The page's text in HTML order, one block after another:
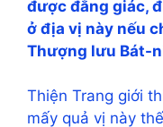
được đẳng giác,
ở địa vị này nếu
Thượng lưu Bát-
Thiện Trang giới
mấy quả vị này